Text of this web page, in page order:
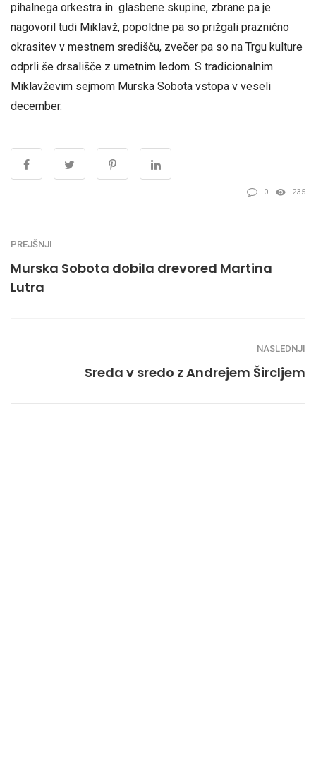
pihalnega orkestra in glasbene skupine, zbrane pa je
nagovoril tudi Miklavž, popoldne pa so prižgali praznično
okrasitev v mestnem središču, zvečer pa so na Trgu kulture
odprli še drsališče z umetnim ledom. S tradicionalnim
Miklavževim sejmom Murska Sobota vstopa v veseli
december.
0 235
PREJŠNJI
Murska Sobota dobila drevored Martina
Lutra
NASLEDNJI
Sreda v sredo z Andrejem Šircljem